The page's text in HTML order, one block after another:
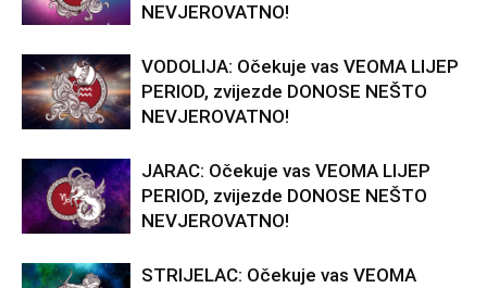
NEVJEROVATNO!
VODOLIJA: Očekuje vas VEOMA LIJEP
PERIOD, zvijezde DONOSE NEŠTO
NEVJEROVATNO!
JARAC: Očekuje vas VEOMA LIJEP
PERIOD, zvijezde DONOSE NEŠTO
NEVJEROVATNO!
STRIJELAC: Očekuje vas VEOMA